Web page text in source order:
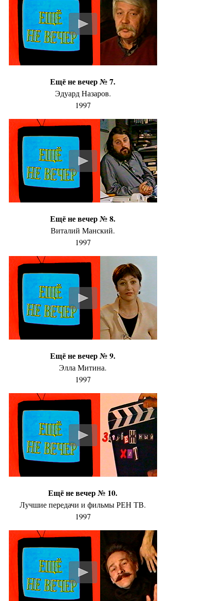
Ещё не вечер № 7.
Эдуард Назаров.
1997
Ещё не вечер № 8.
Виталий Манский.
1997
Ещё не вечер № 9.
Элла Митина.
1997
Ещё не вечер № 10.
Лучшие передачи и фильмы РЕН ТВ.
1997